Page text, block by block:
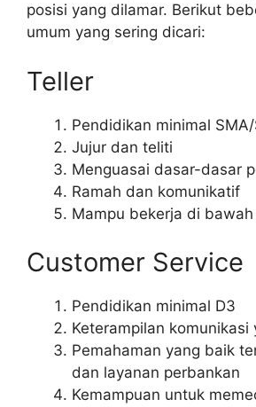
posisi yang dilamar. Berikut
umum yang sering dicari:
Teller
Pendidikan minimal
Jujur dan teliti
Menguasai dasar-dasar
Ramah dan komunikatif
Mampu bekerja di
Customer Service
Pendidikan minimal D3
Keterampilan komunikasi
Pemahaman yang baik
dan layanan perbankan
Kemampuan untuk